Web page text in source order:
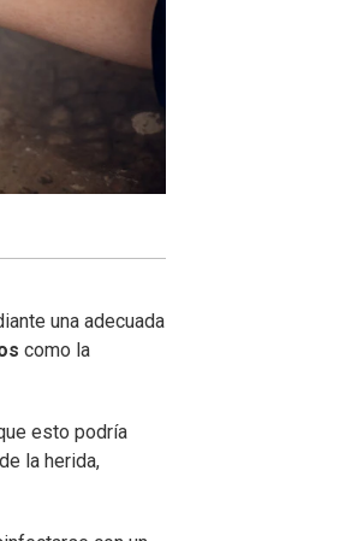
una adecuada
como la
esto podría
la herida,